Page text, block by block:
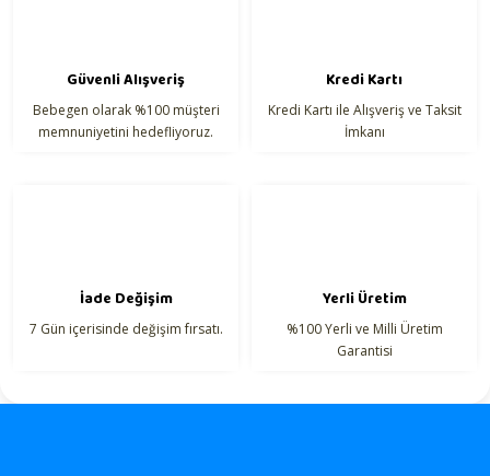
Güvenli Alışveriş
Bebegen olarak %100 müşteri
memnuniyetini hedefliyoruz.
Kredi Kartı
Kredi Kartı ile Alışveriş ve Taksit
İmkanı
İade Değişim
7 Gün içerisinde değişim fırsatı.
Yerli Üretim
%100 Yerli ve Milli Üretim
Garantisi